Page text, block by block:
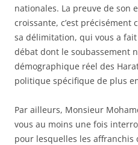
nationales. La preuve de son
croissante, c’est
sa délimitation, qui vous a
débat dont le soubassement
démographique réel des
politique spécifique de plus
Par ailleurs, Monsieur
vous au moins une fois
pour lesquelles les affranchis